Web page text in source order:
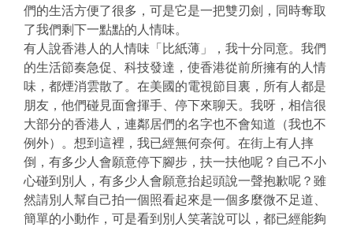
們的生活方便了很多，可是它是一把雙刃劍，同時奪取
了我們剩下一點點的人情味。
有人說香港人的人情味「比紙薄」，我十分同意。我們
的生活節奏急促、科技發達，使香港從前所擁有的人情
味，都煙消雲散了。在美國的電視節目裏，所有人都是
朋友，他們碰見面會揮手、停下來聊天。我呀，相信很
大部分的香港人，連鄰居們的名字也不會知道（我也不
例外）。想到這裡，我已經無何奈何。在街上有人摔
倒，有多少人會願意停下腳步，扶一扶他呢？自己不小
心碰到別人，有多少人會願意抬起頭說一聲抱歉呢？雖
然請別人幫自己拍一個照看起來是一個多麼微不足道、
簡單的小動作，可是看到別人笑著說可以，都已經能夠